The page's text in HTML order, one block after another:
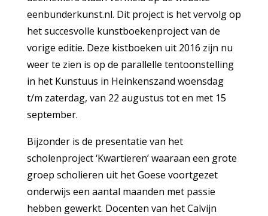
eenbunderkunst.nl. Dit project is het vervolg op
het succesvolle kunstboekenproject van de
vorige editie. Deze kistboeken uit 2016 zijn nu
weer te zien is op de parallelle tentoonstelling
in het Kunstuus in Heinkenszand woensdag
t/m zaterdag, van 22 augustus tot en met 15
september.
Bijzonder is de presentatie van het
scholenproject ‘Kwartieren’ waaraan een grote
groep scholieren uit het Goese voortgezet
onderwijs een aantal maanden met passie
hebben gewerkt. Docenten van het Calvijn